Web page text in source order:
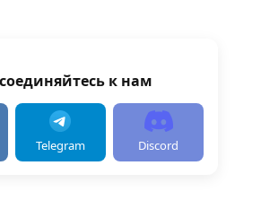
к нам
Telegram Discord